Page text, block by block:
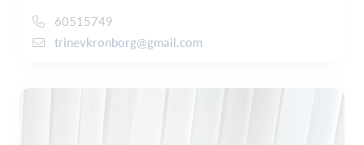
60515749
trinevkronborg@gmail.com